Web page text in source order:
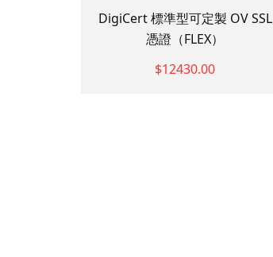
DigiCert 標準型可定製 OV SSL
憑證（FLEX）
$12430.00